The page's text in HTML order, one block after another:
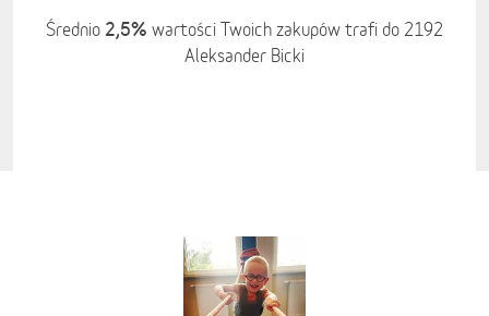
Średnio 2,5% wartości Twoich zakupów trafi do 2192
Aleksander Bicki